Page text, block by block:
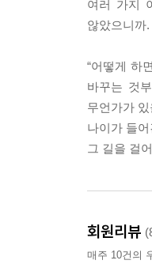
나는 드라
자의 우정
것을 찾아
--- 「제4장
방 하나짜
않다.
--- 「제5장
여러 가지
않았으니까.
“어떻게 하
바꾸는 것
무언가가
나이가 들
그 길을 걸
회원리뷰
매주 10건의